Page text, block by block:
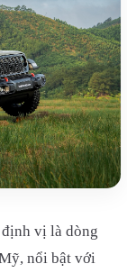
vị là dòng
nổi bật với